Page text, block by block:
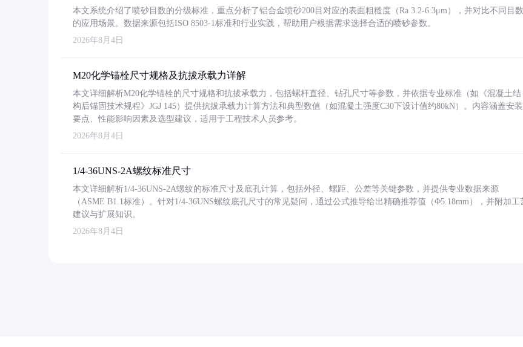
本文系统介绍了喷砂目数的分级标准，重点分析了铝合金喷砂200目对应的表面粗糙度（Ra 3.2-6.3μm），并对比不同目数
的应用场景。数据来源包括ISO 8503-1标准和行业实践，帮助用户根据需求选择合适的喷砂参数。
2026年8月4日
M20化学锚栓尺寸规格及抗拔承载力详解
本文详细解析M20化学锚栓的尺寸规格和抗拔承载力，包括螺杆直径、钻孔尺寸等参数，并依据专业标准（如《混凝土结
构后锚固技术规程》JGJ 145）提供抗拔承载力计算方法和典型数值（如混凝土强度C30下设计值约80kN）。内容涵盖安装
要点、性能影响因素及选型建议，适用于工程技术人员参考。
2026年8月4日
1/4-36UNS-2A螺纹标准尺寸
本文详细解析1/4-36UNS-2A螺纹的标准尺寸及底孔计算，包括外径、螺距、公差等关键参数，并提供专业数据来源
（ASME B1.1标准）。针对1/4-36UNS螺纹底孔尺寸的常见疑问，通过公式推导给出精确推荐值（Φ5.18mm），并附加工
建议与扩展知识。
2026年8月4日